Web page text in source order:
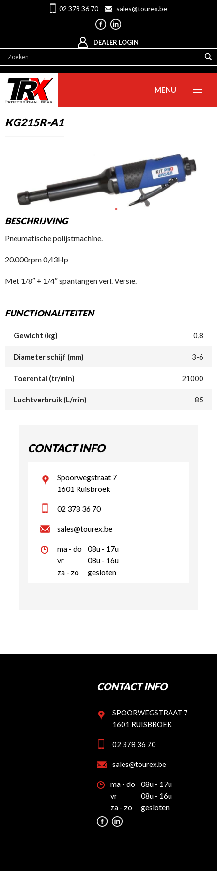
02 378 36 70 sales@tourex.be
DEALER LOGIN
MENU
KG215R-A1
BESCHRIJVING
Pneumatische polijstmachine.
20.000rpm 0,43Hp
Met 1/8″ + 1/4″ spantangen verl. Versie.
FUNCTIONALITEITEN
Gewicht (kg) 0,8
Diameter schijf (mm) 3-6
Toerental (tr/min) 21000
Luchtverbruik (L/min) 85
CONTACT INFO
Spoorwegstraat 7
1601 Ruisbroek
02 378 36 70
sales@tourex.be
ma - do
08u - 17u
vr
08u - 16u
za - zo
gesloten
CONTACT INFO
SPOORWEGSTRAAT 7
1601 RUISBROEK
02 378 36 70
sales@tourex.be
ma - do
08u - 17u
vr
08u - 16u
za - zo
gesloten